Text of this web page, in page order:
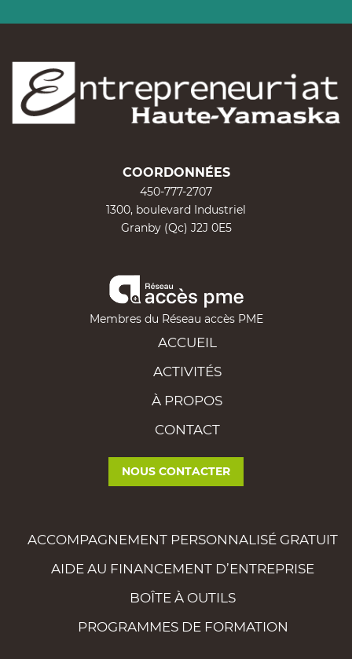
COORDONNÉES
450-777-2707
1300, boulevard Industriel
Granby (Qc) J2J 0E5
Membres du Réseau accès PME
ACCUEIL
ACTIVITÉS
À PROPOS
CONTACT
NOUS CONTACTER
ACCOMPAGNEMENT PERSONNALISÉ GRATUIT
AIDE AU FINANCEMENT D’ENTREPRISE
BOÎTE À OUTILS
PROGRAMMES DE FORMATION